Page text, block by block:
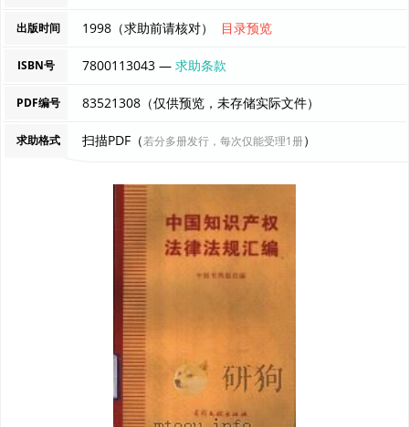
出版时间 1998（求助前请核对） 目录预览
ISBN号 7800113043 —求助条款
PDF编号 83521308（仅供预览，未存储实际文件）
求助格式 扫描PDF（若分多册发行，每次仅能受理1册）